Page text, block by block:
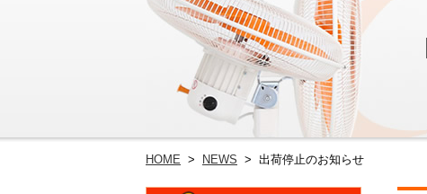
HOME > NEWS > 出荷停止のお知らせ